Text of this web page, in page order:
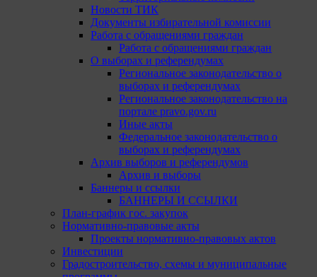
Новости ТИК
Документы избирательной комиссии
Работа с обращениями граждан
Работа с обращениями граждан
О выборах и референдумах
Региональное законодательство о
выборах и референдумах
Региональное законодательство на
портале pravo.gov.ru
Иные акты
Федеральное законодательство о
выборах и референдумах
Архив выборов и референдумов
Архив и выборы
Баннеры и ссылки
БАННЕРЫ И ССЫЛКИ
План-график гос. закупок
Нормативно-правовые акты
Проекты нормативно-правовых актов
Инвестиции
Градостроительство, схемы и муниципальные